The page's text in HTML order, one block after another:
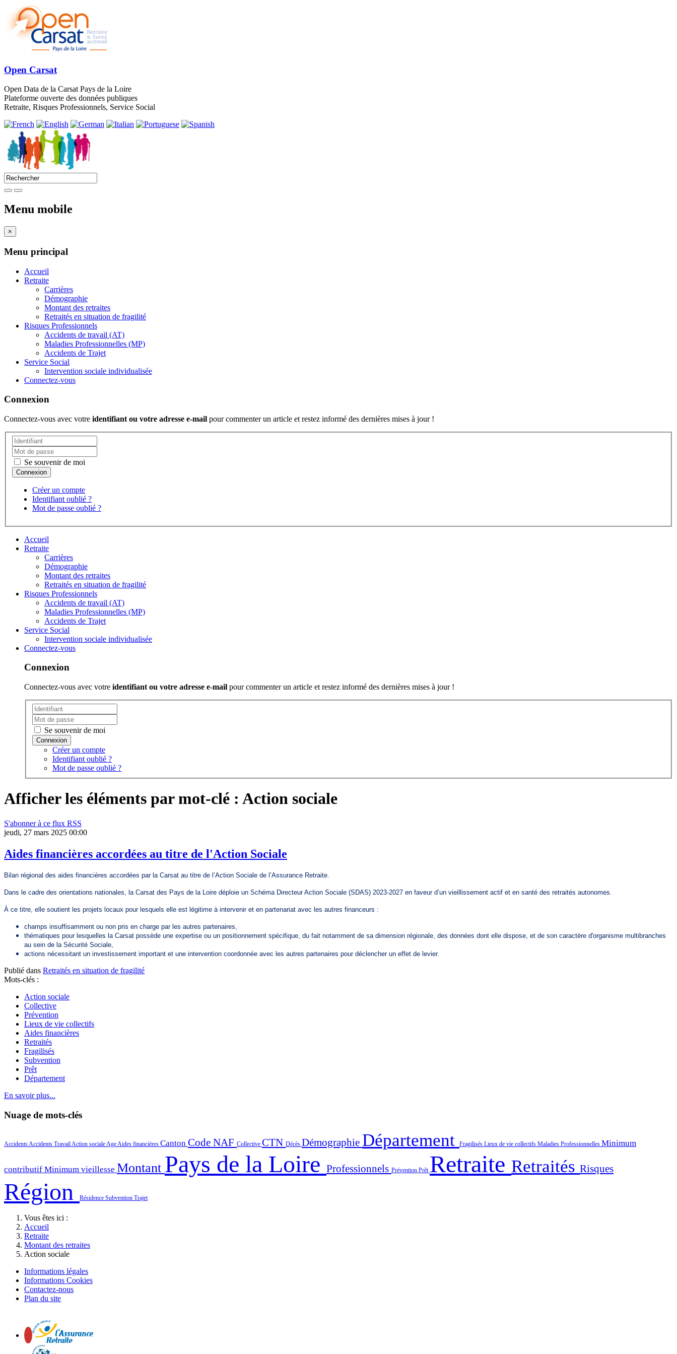
Open Carsat
Open Data de la Carsat Pays de la Loire
Plateforme ouverte des données publiques
Retraite, Risques Professionnels, Service Social
Menu mobile
×
Menu principal
Accueil
Retraite
Carrières
Démographie
Montant des retraites
Retraités en situation de fragilité
Risques Professionnels
Accidents de travail (AT)
Maladies Professionnelles (MP)
Accidents de Trajet
Service Social
Intervention sociale individualisée
Connectez-vous
Connexion
Connectez-vous avec votre identifiant ou votre adresse e-mail pour commenter un article et restez informé des dernières mises à jour !
Se souvenir de moi
Créer un compte
Identifiant oublié ?
Mot de passe oublié ?
Accueil
Retraite
Carrières
Démographie
Montant des retraites
Retraités en situation de fragilité
Risques Professionnels
Accidents de travail (AT)
Maladies Professionnelles (MP)
Accidents de Trajet
Service Social
Intervention sociale individualisée
Connectez-vous
Connexion
Connectez-vous avec votre identifiant ou votre adresse e-mail pour commenter un article et restez informé des dernières mises à jour !
Se souvenir de moi
Créer un compte
Identifiant oublié ?
Mot de passe oublié ?
Afficher les éléments par mot-clé : Action sociale
S'abonner à ce flux RSS
jeudi, 27 mars 2025 00:00
Aides financières accordées au titre de l'Action Sociale
Bilan régional des aides financières accordées par la Carsat au titre de l’Action Sociale de l’Assurance Retraite.
Dans le cadre des orientations nationales, la Carsat des Pays de la Loire déploie un Schéma Directeur Action Sociale (SDAS) 2023-2027 en faveur d’un vieillissement actif et en santé des retraités autonomes.
À ce titre, elle soutient les projets locaux pour lesquels elle est légitime à intervenir et en partenariat avec les autres financeurs :
champs insuffisamment ou non pris en charge par les autres partenaires,
thématiques pour lesquelles la Carsat possède une expertise ou un positionnement spécifique, du fait notamment de sa dimension régionale, des données dont elle dispose, et de son caractère d'organisme multibranches
au sein de la Sécurité Sociale,
actions nécessitant un investissement important et une intervention coordonnée avec les autres partenaires pour déclencher un effet de levier.
Publié dans Retraités en situation de fragilité
Mots-clés :
Action sociale
Collective
Prévention
Lieux de vie collectifs
Aides financières
Retraités
Fragilisés
Subvention
Prêt
Département
En savoir plus...
Nuage de mots-clés
AccidentsAccidents TravailAction socialeAgeAides financières Canton Code NAF Collective CTN Décès Démographie Département Fragilisés Lieux de vie collectifs Maladies Professionnelles Minimum
contributif Minimum vieillesse Montant Pays de la Loire Professionnels Prévention Prêt Retraite Retraités Risques
Région Résidence Subvention Trajet
Vous êtes ici :
Accueil
Retraite
Montant des retraites
Action sociale
Informations légales
Informations Cookies
Contactez-nous
Plan du site